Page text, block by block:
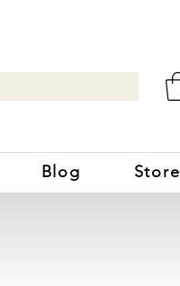
Blog Store